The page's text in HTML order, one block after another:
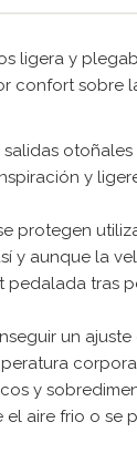
ligera y
confort sobre
y
protegen
y aunque la
pedalada tras
un
y
aire frio o se